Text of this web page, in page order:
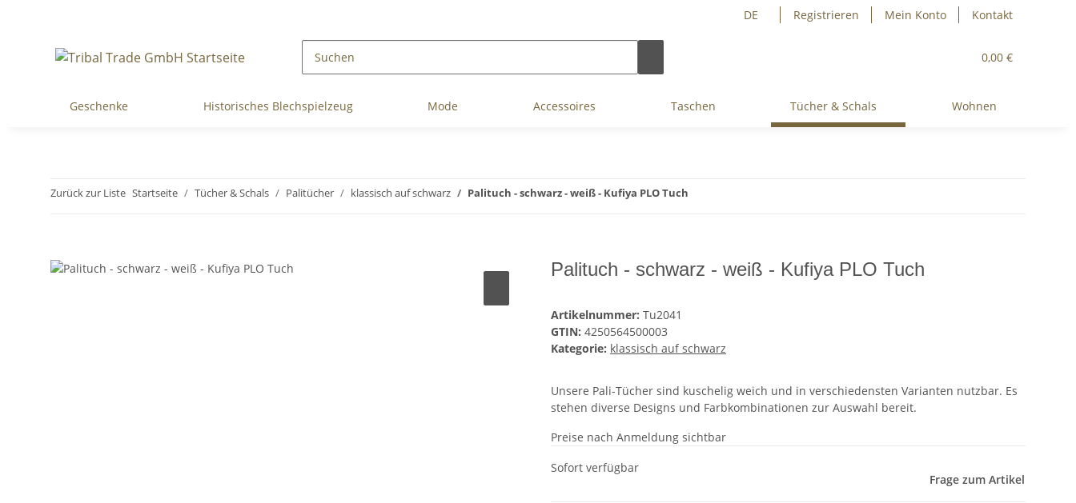
DE Registrieren Mein Konto Kontakt
0,00 €
Geschenke Historisches Blechspielzeug Mode Accessoires Taschen Tücher & Schals Wohnen
Zurück zur Liste Startseite Tücher & Schals Palitücher klassisch auf schwarz Palituch - schwarz - weiß - Kufiya PLO Tuch
Palituch - schwarz - weiß - Kufiya PLO Tuch
Artikelnummer: Tu2041
GTIN: 4250564500003
Kategorie: klassisch auf schwarz
Unsere Pali-Tücher sind kuschelig weich und in verschiedensten Varianten nutzbar. Es
stehen diverse Designs und Farbkombinationen zur Auswahl bereit.
Preise nach Anmeldung sichtbar
Sofort verfügbar
Frage zum Artikel